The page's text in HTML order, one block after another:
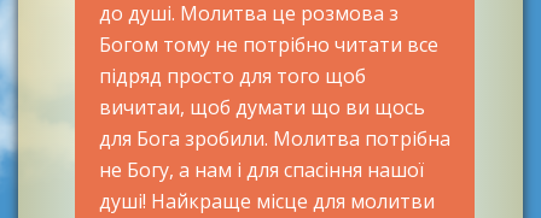
до душі. Молитва це розмова з
Богом тому не потрібно читати все
підряд просто для того щоб
вичитаи, щоб думати що ви щось
для Бога зробили. Молитва потрібна
не Богу, а нам і для спасіння нашої
душі! Найкраще місце для молитви